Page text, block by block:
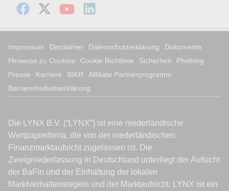
Impressum Disclaimer Datenschutzerklärung
Dokumente
Hinweise zu Cookies
Cookie Richtlinie Sicherheit
Phishing
Presse
Karriere IBKR
Affiliate Partnerprogramm
Barrierefreiheitserklärung